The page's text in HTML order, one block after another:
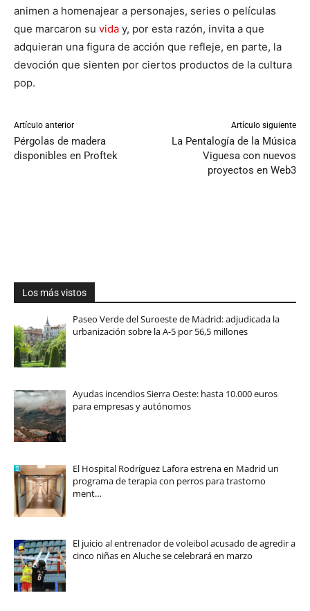
animen a homenajear a personajes, series o películas
que marcaron su vida y, por esta razón, invita a que
adquieran una figura de acción que refleje, en parte, la
devoción que sienten por ciertos productos de la cultura
pop.
Artículo anterior
Pérgolas de madera
disponibles en Proftek
Artículo siguiente
La Pentalogía de la Música
Viguesa con nuevos
proyectos en Web3
Los más vistos
Paseo Verde del Suroeste de Madrid: adjudicada la
urbanización sobre la A-5 por 56,5 millones
Ayudas incendios Sierra Oeste: hasta 10.000 euros
para empresas y autónomos
El Hospital Rodríguez Lafora estrena en Madrid un
programa de terapia con perros para trastorno
ment…
El juicio al entrenador de voleibol acusado de agredir a
cinco niñas en Aluche se celebrará en marzo